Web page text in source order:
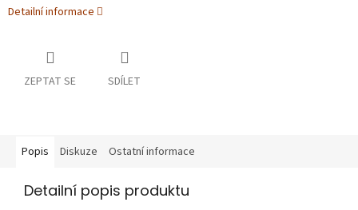
Detailní informace
ZEPTAT SE SDÍLET
Popis Diskuze Ostatní informace
Detailní popis produktu